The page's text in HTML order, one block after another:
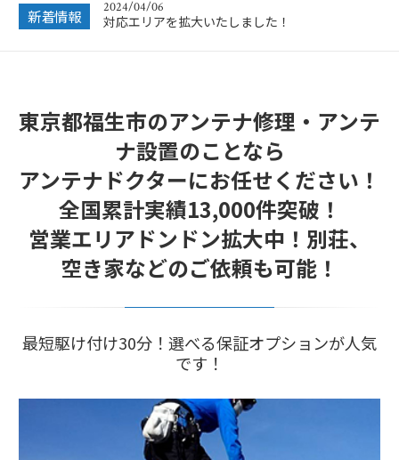
新着情報 対応エリアを拡大いたしました！
年末年始休暇につきまして
2022/07/04
フリーボイス（0120番号）への発信につきまし
て
2024/12/28
年末年始休業のお知らせ
東京都福生市のアンテナ修理・アンテ
ナ設置のことなら
アンテナドクターにお任せください！
全国累計実績13,000件突破！
営業エリアドンドン拡大中！別荘、
空き家などのご依頼も可能！
最短駆け付け30分！選べる保証オプションが人気
です！